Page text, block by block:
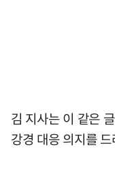
김 지사는 이 같은
강경 대응 의지를